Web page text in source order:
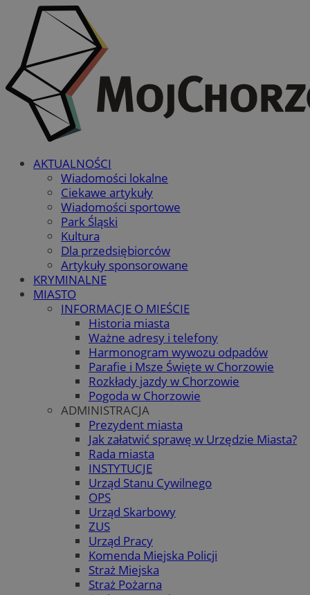
AKTUALNOŚCI
Wiadomości lokalne
Ciekawe artykuły
Wiadomości sportowe
Park Śląski
Kultura
Dla przedsiębiorców
Artykuły sponsorowane
KRYMINALNE
MIASTO
INFORMACJE O MIEŚCIE
Historia miasta
Ważne adresy i telefony
Harmonogram wywozu odpadów
Parafie i Msze Święte w Chorzowie
Rozkłady jazdy w Chorzowie
Pogoda w Chorzowie
ADMINISTRACJA
Prezydent miasta
Jak załatwić sprawę w Urzędzie Miasta?
Rada miasta
INSTYTUCJE
Urząd Stanu Cywilnego
OPS
Urząd Skarbowy
ZUS
Urząd Pracy
Komenda Miejska Policji
Straż Miejska
Straż Pożarna